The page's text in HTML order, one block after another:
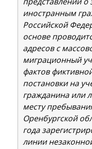
иностранным
Российской
основе
адресов с
миграционный
фактов
постановки на
гражданина или
месту
Оренбургской
года
линии